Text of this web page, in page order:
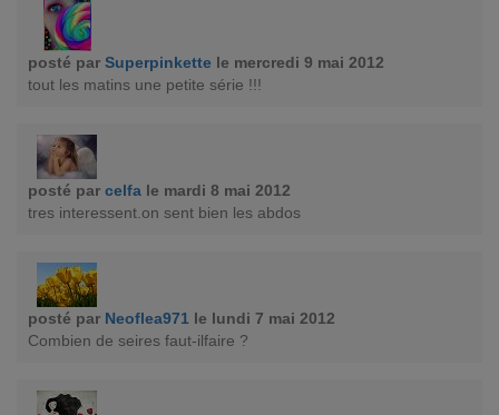
posté par Superpinkette le mercredi 9 mai 2012
tout les matins une petite série !!!
posté par celfa le mardi 8 mai 2012
tres interessent.on sent bien les abdos
posté par Neoflea971 le lundi 7 mai 2012
Combien de seires faut-ilfaire ?